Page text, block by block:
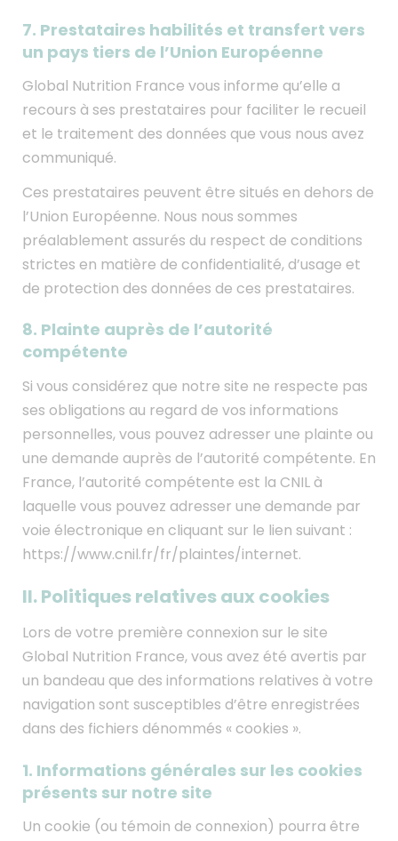
7. Prestataires habilités et transfert vers
un pays tiers de l’Union Européenne
Global Nutrition France vous informe qu’elle a
recours à ses prestataires pour faciliter le recueil
et le traitement des données que vous nous avez
communiqué.
Ces prestataires peuvent être situés en dehors de
l’Union Européenne. Nous nous sommes
préalablement assurés du respect de conditions
strictes en matière de confidentialité, d’usage et
de protection des données de ces prestataires.
8. Plainte auprès de l’autorité
compétente
Si vous considérez que notre site ne respecte pas
ses obligations au regard de vos informations
personnelles, vous pouvez adresser une plainte ou
une demande auprès de l’autorité compétente. En
France, l’autorité compétente est la CNIL à
laquelle vous pouvez adresser une demande par
voie électronique en cliquant sur le lien suivant :
https://www.cnil.fr/fr/plaintes/internet.
II. Politiques relatives aux cookies
Lors de votre première connexion sur le site
Global Nutrition France, vous avez été avertis par
un bandeau que des informations relatives à votre
navigation sont susceptibles d’être enregistrées
dans des fichiers dénommés « cookies ».
1. Informations générales sur les cookies
présents sur notre site
Un cookie (ou témoin de connexion) pourra être